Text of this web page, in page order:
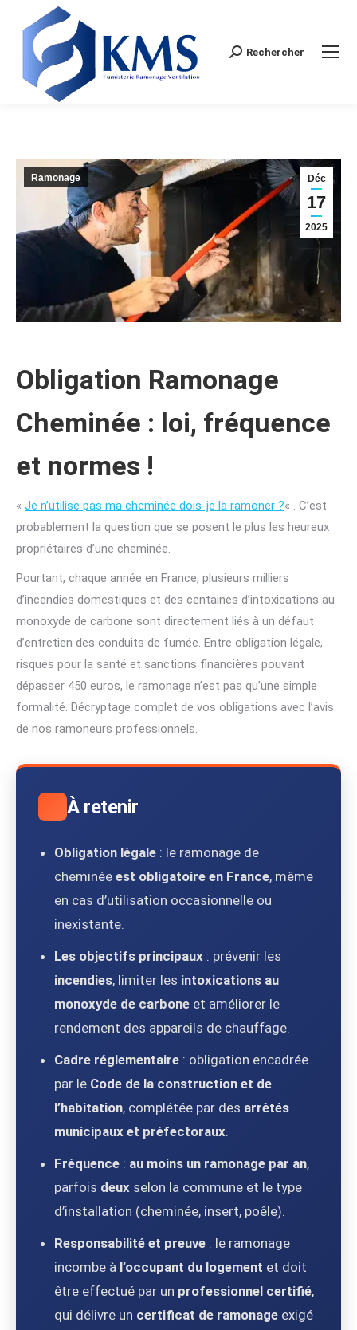
Search:
Rechercher
Déc
17
2025
Ramonage
Obligation Ramonage
Cheminée : loi, fréquence
et normes !
« Je n’utilise pas ma cheminée dois-je la ramoner ?« . C’est
probablement la question que se posent le plus les heureux
propriétaires d’une cheminée.
Pourtant, chaque année en France, plusieurs milliers
d’incendies domestiques et des centaines d’intoxications au
monoxyde de carbone sont directement liés à un défaut
d’entretien des conduits de fumée. Entre obligation légale,
risques pour la santé et sanctions financières pouvant
dépasser 450 euros, le ramonage n’est pas qu’une simple
formalité. Décryptage complet de vos obligations avec l’avis
de nos ramoneurs professionnels.
À retenir
Obligation légale : le ramonage de
cheminée est obligatoire en France, même
en cas d’utilisation occasionnelle ou
inexistante.
Les objectifs principaux : prévenir les
incendies, limiter les intoxications au
monoxyde de carbone et améliorer le
rendement des appareils de chauffage.
Cadre réglementaire : obligation encadrée
par le Code de la construction et de
l’habitation, complétée par des arrêtés
municipaux et préfectoraux.
Fréquence : au moins un ramonage par an,
parfois deux selon la commune et le type
d’installation (cheminée, insert, poêle).
Responsabilité et preuve : le ramonage
incombe à l’occupant du logement et doit
être effectué par un professionnel certifié,
qui délivre un certificat de ramonage exigé